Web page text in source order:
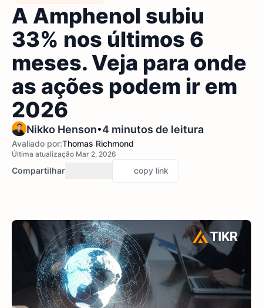
A Amphenol subiu
33% nos últimos 6
meses. Veja para onde
as ações podem ir em
2026
Nikko Henson•4 minutos de leitura
Avaliado por:Thomas Richmond
Última atualização Mar 2, 2026
Compartilhar copy link